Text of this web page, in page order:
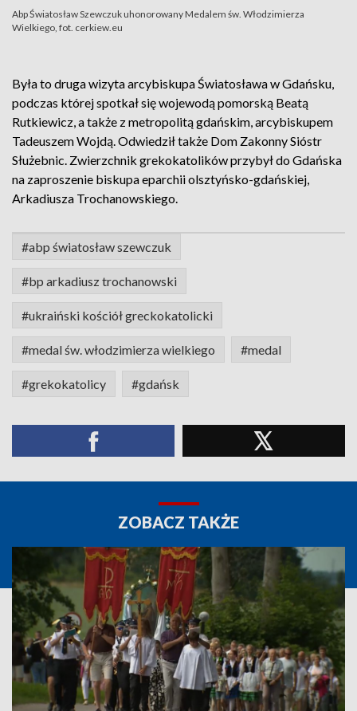
Abp Światosław Szewczuk uhonorowany Medalem św. Włodzimierza
Wielkiego, fot. cerkiew.eu
Była to druga wizyta arcybiskupa Światosława w Gdańsku,
podczas której spotkał się wojewodą pomorską Beatą
Rutkiewicz, a także z metropolitą gdańskim, arcybiskupem
Tadeuszem Wojdą. Odwiedził także Dom Zakonny Sióstr
Służebnic. Zwierzchnik grekokatolików przybył do Gdańska
na zaproszenie biskupa eparchii olsztyńsko-gdańskiej,
Arkadiusza Trochanowskiego.
#abp światosław szewczuk
#bp arkadiusz trochanowski
#ukraiński kościół greckokatolicki
#medal św. włodzimierza wielkiego #medal
#grekokatolicy #gdańsk
ZOBACZ TAKŻE